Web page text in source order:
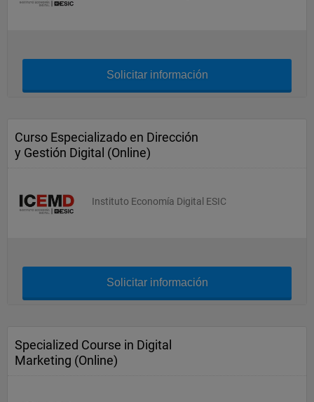
Solicitar información
Curso Especializado en Dirección
y Gestión Digital (Online)
Instituto Economía Digital ESIC
Solicitar información
Specialized Course in Digital
Marketing (Online)